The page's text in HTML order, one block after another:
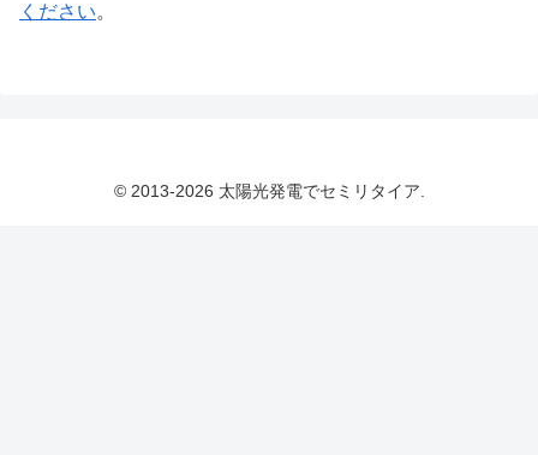
ください。
© 2013-2026 太陽光発電でセミリタイア.